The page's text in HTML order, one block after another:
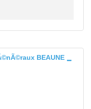
BEAUNE